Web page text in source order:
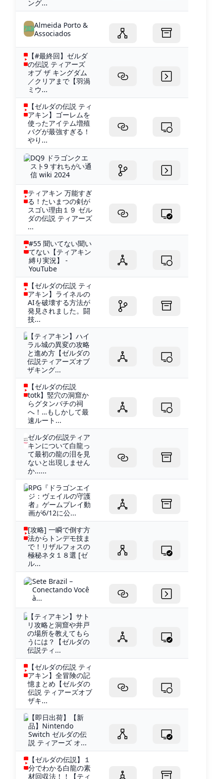
ング...
Almeida Porto &
Associados
【#最終回】ゼルダ
の伝説 ティアーズ
オブ ザ キングダム
／クリアまで【羽渦
ミウ...
【ゼルダの伝説 ティ
アキン】ゴーレムを
使ったアイテム増殖
バグが最強すぎる！
やり...
DQ9 ドラゴンクエ
スト9 すれちがい通
信 wiki 2024
ティアキン 万能すぎ
る！たいまつの剣が
スゴい理由１９ ゼル
ダの伝説 ティアーズ
...
#55 聞いてない聞い
てない【ティアキン
縛り実況】 -
YouTube
【ゼルダの伝説 ティ
アキン】ライネルの
AIを破壊する方法が
発見されました。闘
技...
【ティアキン】ハイ
ラル城の異変の攻略
と進め方【ゼルダの
伝説ティアーズオブ
ザキング...
【ゼルダの伝説
totk】竪穴の洞窟か
らグタンバチの祠
へ！…もしかして最
速ルート...
ゼルダの伝説ティア
キンについて白龍っ
て最初の龍の泪を見
ないと出現しません
か......
RPG『ドラゴンエイ
ジ：ヴェイルの守護
者』ゲームプレイ動
画が6/12に公...
[攻略] 一瞬で倒す方
法からトンデモ技ま
で！リザルフォスの
極秘ネタ１８選 [ゼ
ル...
Sete Brazil –
Conectando Você
à...
【ティアキン】サト
リ攻略と洞窟や井戸
の場所を教えてもら
うには？【ゼルダの
伝説ティ...
【ゼルダの伝説 ティ
アキン】全冒険の記
憶まとめ【ゼルダの
伝説 ティアーズオブ
ザキ...
【即日出荷】【新
品】Nintendo
Switch ゼルダの伝
説 ティアーズ オ...
【ゼルダの伝説】１
分でわかる白龍の素
材回収法！！【ティ